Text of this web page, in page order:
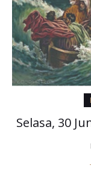
Selasa, 30